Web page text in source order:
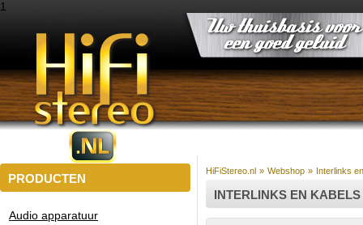
1
PRODUCTEN
Audio apparatuur
HiFiStereo.nl » Webshop » Interlinks
INTERLINKS EN KABELS